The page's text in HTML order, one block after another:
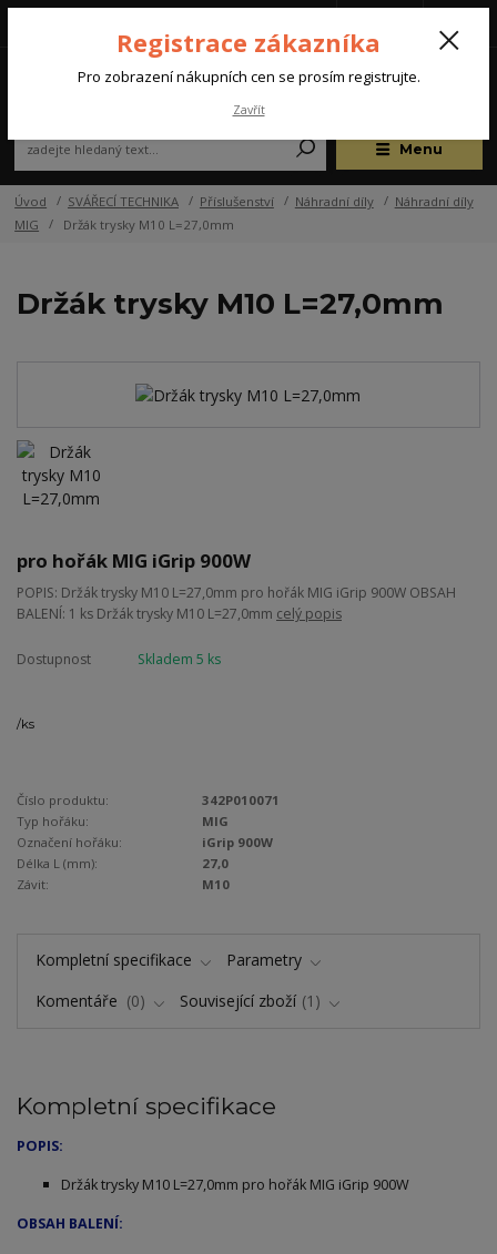
Menu
(Po-Pá, 07:00-15:30 hod.)
Úvod SVÁŘECÍ TECHNIKA Příslušenství Náhradní díly
Náhradní díly
MIG
Držák trysky M10 L=27,0mm
Držák trysky M10 L=27,0mm
pro hořák MIG iGrip 900W
POPIS: Držák trysky M10 L=27,0mm pro hořák MIG iGrip 900W OBSAH
BALENÍ: 1 ks Držák trysky M10 L=27,0mm celý popis
Dostupnost Skladem 5 ks
/ks
Číslo produktu:
342P010071
Typ hořáku:
MIG
Označení hořáku:
iGrip 900W
Délka L (mm):
27,0
Závit:
M10
Kompletní specifikace
Parametry
Komentáře
0 Související zboží 1
Kompletní specifikace
POPIS:
Držák trysky M10 L=27,0mm pro hořák MIG iGrip 900W
OBSAH BALENÍ:
Registrace zákazníka
Pro zobrazení nákupních cen se prosím registrujte.
Zavřít